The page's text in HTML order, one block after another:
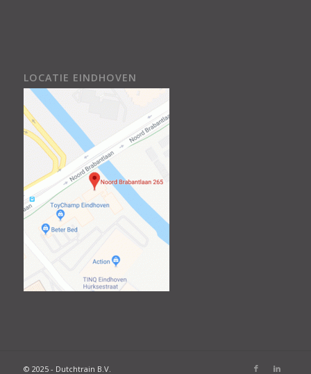
LOCATIE EINDHOVEN
© 2025 - Dutchtrain B.V.